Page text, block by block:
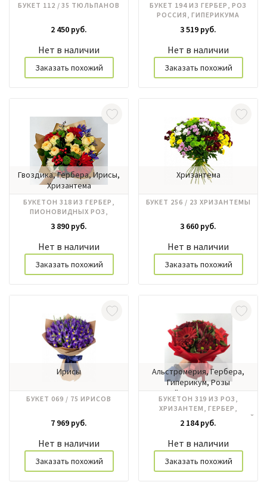
БУКЕТ 112 / 35 ТЮЛЬПАНОВ
2 450 руб.
Нет в наличии
Заказать похожий
БУКЕТ 194 ИЗ ГЕРБЕР, РОЗ
РОССИЯ, ГИПЕРИКУМА
3 519 руб.
Нет в наличии
Заказать похожий
Гвоздика, Гербера, Ирисы,
Хризантема
БУКЕТОН 318 ИЗ ГЕРБЕР,
ПИОНОВИДНЫХ РОЗ,
КУСТОВЫХ ХРИЗАНТЕМ,
ИРИСОВ
3 890 руб.
Нет в наличии
Заказать похожий
Хризантема
БУКЕТ 256 / 23 ХРИЗАНТЕМЫ
3 660 руб.
Нет в наличии
Заказать похожий
Ирисы
БУКЕТ 069 / 75 ИРИСОВ
7 969 руб.
Нет в наличии
Заказать похожий
Альстромерия, Гербера,
Гиперикум, Розы
российские, Хризантема
БУКЕТОН 319 ИЗ РОЗ,
ХРИЗАНТЕМ, ГЕРБЕР,
ГИПЕРИКУМА, АЛЬСТРОМЕРИЙ
2 184 руб.
Нет в наличии
Заказать похожий